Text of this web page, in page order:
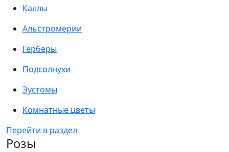
Каллы
Альстромерии
Герберы
Подсолнухи
Эустомы
Комнатные цветы
Перейти в раздел
Розы